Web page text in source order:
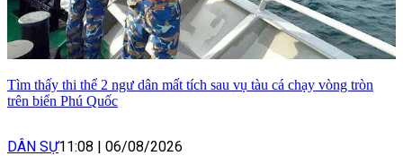
Tìm thấy thi thể 2 ngư dân mất tích sau vụ tàu cá chạy vòng tròn
trên biển Phú Quốc
DÂN SỰ11:08 | 06/08/2026